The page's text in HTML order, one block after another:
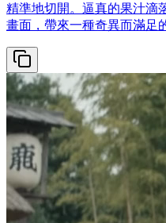
精準地切開。逼真的果汁滴
畫面，帶來一種奇異而滿足